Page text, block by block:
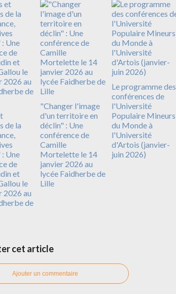
de la
Une
de
et
le
2026 au
de
"Changer l'image
d'un territoire en
déclin" : Une
conférence de
Camille
Mortelette le 14
janvier 2026 au
lycée Faidherbe de
Lille
Le programme des
conférences de
l'Université
Populaire Mineurs
du Monde à
l'Université
d'Artois (janvier-
juin 2026)
cet article
Ajouter un commentaire